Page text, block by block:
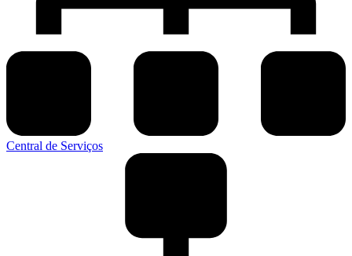
Central de Serviços